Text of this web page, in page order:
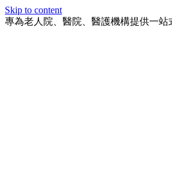
Skip to content
專為老人院、醫院、醫護機構提供一